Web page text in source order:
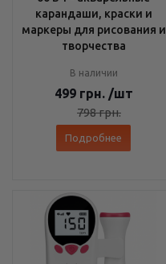
карандаши, краски и
маркеры для рисования и
творчества
В наличии
499 грн. /шт
798грн.
Подробнее